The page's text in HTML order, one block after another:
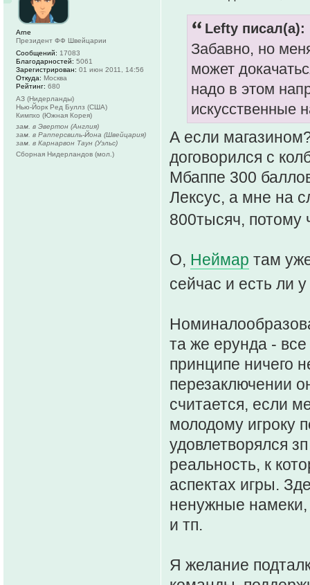
Lefty писал(а):
Забавно, но
может
надо в этом
искусственные
А если
договорился с
Мбаппе 300
Лексус, а мне на
800тысяч, потому
О, Неймар там
сейчас и есть ли
та же ерунда - все
принципе ничего
перезаключении
считается, если
молодому игроку
удовлетворялся
реальность, к
аспектах игры.
ненужные намеки,
и тп.
Я желание
Arne
Президент ФФ Швейцарии
Сообщений: 17083
Благодарностей: 5061
Зарегистрирован: 01 июн 2011, 14:56
Откуда: Москва
Рейтинг: 680
АЗ (Нидерланды)
Нью-Йорк Ред Буллз (США)
Кимпхо (Южная Корея)
зам. в Эвертон (Англия)
зам. в Рапперсвиль-Йона (Швейцария)
зам. в Карнарвон Таун (Уэльс)
Сборная Нидерландов (мол.)